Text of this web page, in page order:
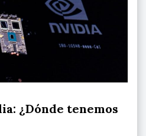
¿Dónde tenemos